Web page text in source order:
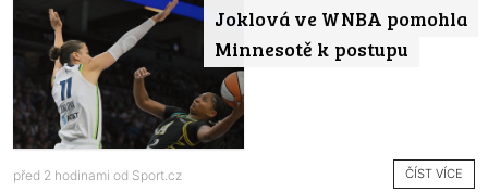
Joklová ve WNBA pomohla
Minnesotě k postupu
před 2 hodinami od Sport.cz ČÍST VÍCE